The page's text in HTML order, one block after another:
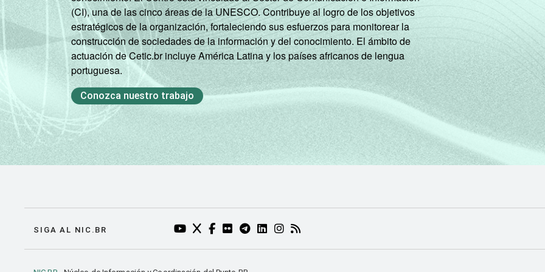
(CI), una de las cinco áreas de la UNESCO. Contribuye al logro de los objetivos
estratégicos de la organización, fortaleciendo sus esfuerzos para monitorear la
construcción de sociedades de la información y del conocimiento. El ámbito de
actuación de Cetic.br incluye América Latina y los países africanos de lengua
portuguesa.
Conozca nuestro trabajo
SIGA AL NIC.BR YOUTUBE DO NIC.BR (ABRE EM NOVA ABA)
TWITTER DO NIC.BR (ABRE EM NOVA ABA)
FACEBOOK DO NIC.BR (ABRE EM NOVA ABA)
FLICKR DO NIC.BR (ABRE EM NOVA ABA)
TELEGRAM DO NIC.BR (ABRE EM NOVA ABA)
LINKEDIN DO NIC.BR (ABRE EM NOVA ABA)
INSTAGRAM DO NIC.BR (ABRE EM NOVA ABA)
RSS DO NIC.BR (ABRE EM NOVA ABA)